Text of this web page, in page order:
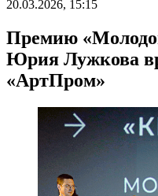
20.03.2026, 15:15
Премию
Юрия Лужкова
«АртПром»